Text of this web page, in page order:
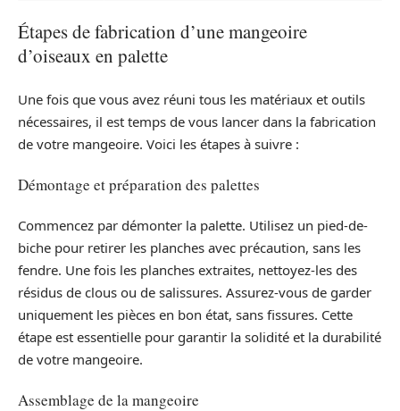
Étapes de fabrication d’une mangeoire
d’oiseaux en palette
Une fois que vous avez réuni tous les matériaux et outils
nécessaires, il est temps de vous lancer dans la fabrication
de votre mangeoire. Voici les étapes à suivre :
Démontage et préparation des palettes
Commencez par démonter la palette. Utilisez un pied-de-
biche pour retirer les planches avec précaution, sans les
fendre. Une fois les planches extraites, nettoyez-les des
résidus de clous ou de salissures. Assurez-vous de garder
uniquement les pièces en bon état, sans fissures. Cette
étape est essentielle pour garantir la solidité et la durabilité
de votre mangeoire.
Assemblage de la mangeoire